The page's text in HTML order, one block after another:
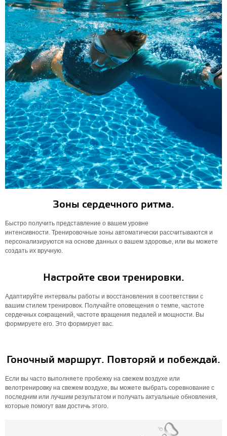
Зоны сердечного ритма.
Быстро получить представление о вашем уровне
интенсивности. Тренировочные зоны автоматически рассчитываются и
персонализируются на основе данных о вашем здоровье, или вы можете
создать их вручную.
Настройте свои тренировки.
Адаптируйте интервалы работы и восстановления в соответствии с
вашим стилем тренировок. Получайте оповещения о темпе, частоте
сердечных сокращений, частоте вращения педалей и мощности. Вы
формируете его. Это формирует вас.
Гоночный маршрут. Повторяй и побеждай.
Если вы часто выполняете пробежку на свежем воздухе или
велотренировку на свежем воздухе, вы можете выбрать соревнование с
последним или лучшим результатом и получать актуальные обновления,
которые помогут вам достичь этого.